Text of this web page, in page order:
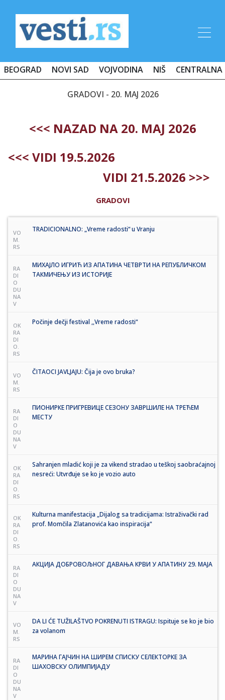
BEOGRAD NOVI SAD VOJVODINA NIŠ CENTRALNA
GRADOVI - 20. MAJ 2026
<<< NAZAD NA 20. MAJ 2026
<<< VIDI 19.5.2026
VIDI 21.5.2026 >>>
GRADOVI
VO
M.
RS
TRADICIONALNO: „Vreme radosti“ u Vranju
RA
DI
O
DU
NA
V
МИХАЈЛО ИГРИЋ ИЗ АПАТИНА ЧЕТВРТИ НА РЕПУБЛИЧКОМ
ТАКМИЧЕЊУ ИЗ ИСТОРИЈЕ
OK
RA
DI
O.
RS
Počinje dečji festival ,,Vreme radosti“
VO
M.
RS
ČITAOCI JAVLJAJU: Čija je ovo bruka?
RA
DI
O
DU
NA
V
ПИОНИРКЕ ПРИГРЕВИЦЕ СЕЗОНУ ЗАВРШИЛЕ НА ТРЕЋЕМ
МЕСТУ
OK
RA
DI
O.
RS
Sahranjen mladić koji je za vikend stradao u teškoj saobraćajnoj
nesreći: Utvrđuje se ko je vozio auto
OK
RA
DI
O.
RS
Kulturna manifestacija „Dijalog sa tradicijama: Istraživački rad
prof. Momčila Zlatanovića kao inspiracija“
RA
DI
O
DU
NA
V
АКЦИЈА ДОБРОВОЉНОГ ДАВАЊА КРВИ У АПАТИНУ 29. МАЈА
VO
M.
RS
DA LI ĆE TUŽILAŠTVO POKRENUTI ISTRAGU: Ispituje se ko je bio
za volanom
RA
DI
O
DU
NA
V
МАРИНА ГАЈЧИН НА ШИРЕМ СПИСКУ СЕЛЕКТОРКЕ ЗА
ШАХОВСКУ ОЛИМПИЈАДУ